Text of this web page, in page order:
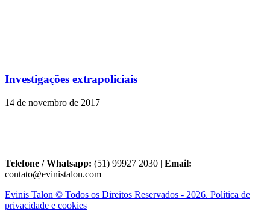
Investigações extrapoliciais
14 de novembro de 2017
Telefone / Whatsapp: (51) 99927 2030 | Email:
contato@evinistalon.com
Evinis Talon © Todos os Direitos Reservados - 2026. Política de
privacidade e cookies